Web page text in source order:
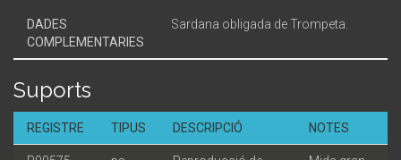
DADES
COMPLEMENTARIES
Sardana obligada de Trompeta.
Suports
REGISTRE TIPUS DESCRIPCIÓ NOTES